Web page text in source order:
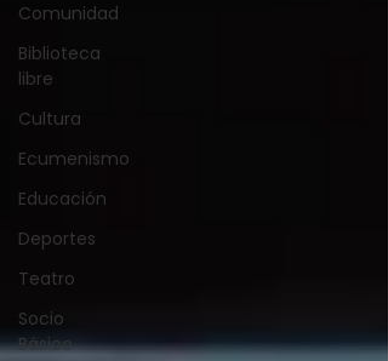
Comunidad
Biblioteca
libre
Cultura
Ecumenismo
Educación
Deportes
Teatro
Socio
Básico